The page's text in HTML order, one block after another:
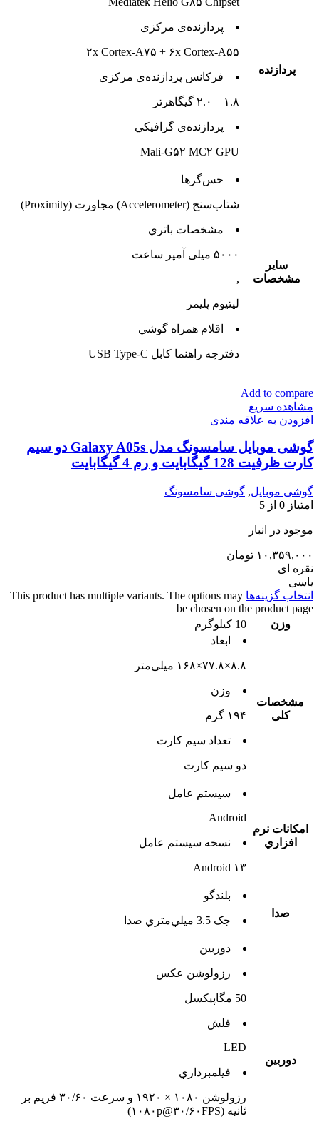
پردازنده
پردازنده‌ی مرکزی
۲x Cortex-A۷۵ + ۶x Cortex-A۵۵
فرکانس پردازنده‌ی مرکزی
۱.۸ – ۲.۰ گیگاهرتز
پردازنده‌ي گرافيکي
Mali-G۵۲ MC۲ GPU
ساير
مشخصات
حس‌گرها
شتاب‌سنج (Accelerometer) مجاورت (Proximity)
مشخصات باتري
۵۰۰۰ میلی آمپر ساعت
,
لیتیوم‌ پلیمر
اقلام همراه گوشي
دفترچه‌ راهنما کابل USB Type-C
Add to compare
مشاهده سریع
افزودن به علاقه مندی
گوشی موبایل سامسونگ مدل Galaxy A05s دو سیم
کارت ظرفیت 128 گیگابایت و رم 4 گیگابایت
گوشی موبایل, گوشی سامسونگ
امتیاز 0 از 5
موجود در انبار
۱۰,۳۵۹,۰۰۰ تومان
نقره ای
یاسی
انتخاب گزینه‌ها This product has multiple variants. The options may
be chosen on the product page
وزن
10 کیلوگرم
مشخصات
کلی
ابعاد
۸.۸×۷۷.۸×۱۶۸ میلی‌متر
وزن
۱۹۴ گرم
تعداد سيم کارت
دو سيم کارت
امکانات نرم
افزاري
سيستم عامل
Android
نسخه سيستم عامل
Android ۱۳
صدا
بلندگو
جک 3.5 ميلي‌متري صدا
دوربين
دوربين
رزولوشن عکس
50 مگاپیکسل
فلش
LED
فيلمبرداري
رزولوشن ۱۰۸۰ × ۱۹۲۰ و سرعت ۳۰/۶۰ فریم بر
ثانیه (۱۰۸۰p@۳۰/۶۰FPS)